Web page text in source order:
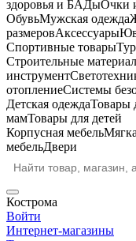
здоровья и БАДыОчки
ОбувьМужская одежда
размеровАксессуары
Спортивные товары
Строительные
инструмент
отоплениеСистемы
Детская одеждаТовары
мамТовары для детей
Корпусная мебель
мебельДвери
Кострома
Войти
Интернет-магазины